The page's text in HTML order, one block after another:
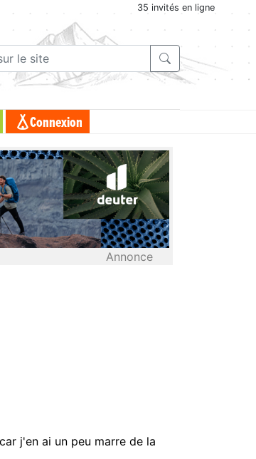
35 invités en ligne
Connexion
Annonce
j'en ai un peu marre de la